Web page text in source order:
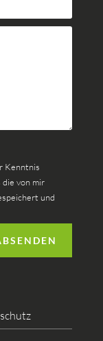
Kenntnis
die von mir
und